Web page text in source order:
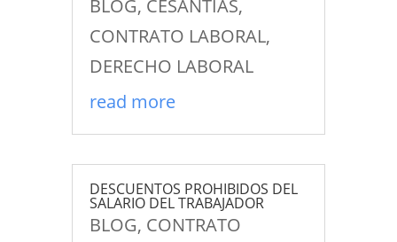
BLOG, CESANTÍAS,
CONTRATO LABORAL,
DERECHO LABORAL
read more
DESCUENTOS PROHIBIDOS DEL
SALARIO DEL TRABAJADOR
BLOG, CONTRATO